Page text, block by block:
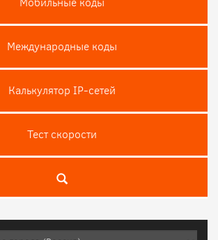
Международные коды
Калькулятор IP-сетей
Тест скороcти